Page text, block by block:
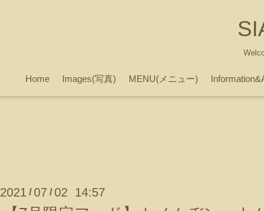
Home Images(写真) MENU(メニュー)
2021 /07 /02 14:57